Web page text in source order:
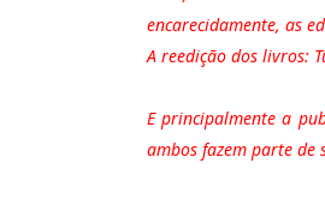
encarecidamente, as
A reedição dos livros:
E principalmente a
ambos fazem parte de